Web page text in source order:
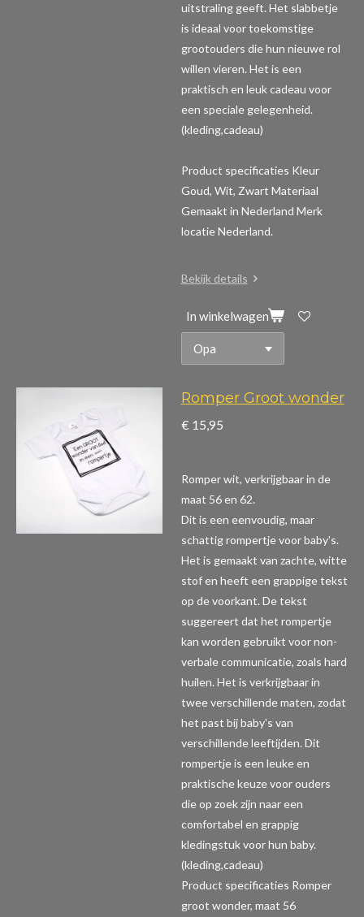
uitstraling geeft. Het slabbetje
is ideaal voor toekomstige
grootouders die hun nieuwe rol
willen vieren. Het is een
praktisch en leuk cadeau voor
een speciale gelegenheid.
(kleding,cadeau)
Product specificaties Kleur
Goud, Wit, Zwart Materiaal
Gemaakt in Nederland Merk
locatie Nederland.
Bekijk details
In winkelwagen
Romper Groot wonder
€ 15,95
Romper wit, verkrijgbaar in de
maat 56 en 62.
Dit is een eenvoudig, maar
schattig rompertje voor baby's.
Het is gemaakt van zachte, witte
stof en heeft een grappige tekst
op de voorkant. De tekst
suggereert dat het rompertje
kan worden gebruikt voor non-
verbale communicatie, zoals hard
huilen. Het is verkrijgbaar in
twee verschillende maten, zodat
het past bij baby's van
verschillende leeftijden. Dit
rompertje is een leuke en
praktische keuze voor ouders
die op zoek zijn naar een
comfortabel en grappig
kledingstuk voor hun baby.
(kleding,cadeau)
Product specificaties Romper
groot wonder, maat 56